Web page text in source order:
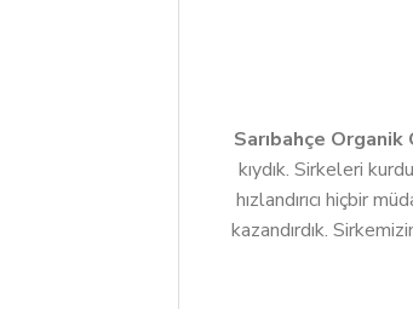
Sarıbahçe Organik
kıydık. Sirkeleri
hızlandırıcı hiçbir
kazandırdık.